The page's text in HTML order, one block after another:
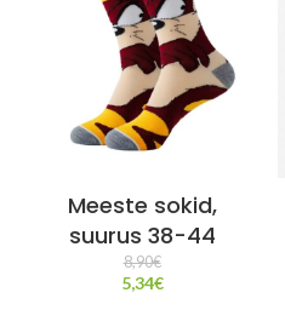
Meeste sokid,
suurus 38-44
8,90€
5,34€